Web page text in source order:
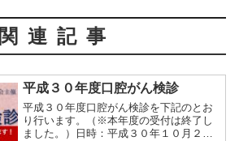
関連記事
平成３０年度口腔がん検診
平成３０年度口腔がん検診を下記のとお
り行います。（※本年度の受付は終了し
ました。）日時：平成３０年１０月２８